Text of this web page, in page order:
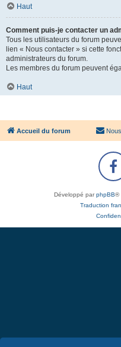
Haut
Comment puis-je contacter un
Tous les utilisateurs du forum
lien « Nous contacter » si cette
administrateurs du forum.
Les membres du forum peuvent
Haut
Accueil du forum
Développé parphpBB®
Traduction